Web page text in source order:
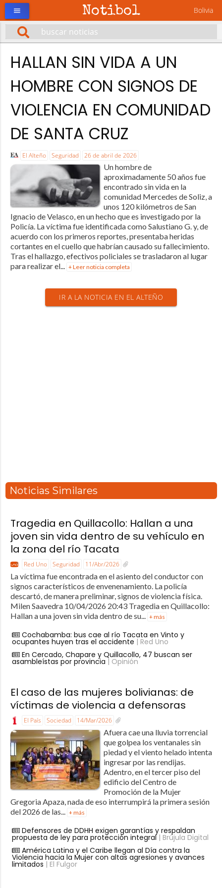
Notibol Bolivia
menu
HALLAN SIN VIDA A UN
HOMBRE CON SIGNOS DE
VIOLENCIA EN COMUNIDAD
DE SANTA CRUZ
El Alteño Seguridad 26 de abril de 2026
Un hombre de
aproximadamente 50 años fue
encontrado sin vida en la
comunidad Mercedes de Soliz, a
unos 120 kilómetros de San
Ignacio de Velasco, en un hecho que es investigado por la
Policía. La víctima fue identificada como Salustiano G. y, de
acuerdo con los primeros reportes, presentaba heridas
cortantes en el cuello que habrían causado su fallecimiento.
Tras el hallazgo, efectivos policiales se trasladaron al lugar
para realizar el... + Leer noticia completa
IR A LA NOTICIA EN EL ALTEÑO
Noticias Similares
Tragedia en Quillacollo: Hallan a una
joven sin vida dentro de su vehículo en
la zona del río Tacata
Red Uno Seguridad 11/Abr/2026
La víctima fue encontrada en el asiento del conductor con
signos característicos de envenenamiento. La policía
descartó, de manera preliminar, signos de violencia física.
Milen Saavedra 10/04/2026 20:43 Tragedia en Quillacollo:
Hallan a una joven sin vida dentro de su... + más
Cochabamba: bus cae al río Tacata en Vinto y
ocupantes huyen tras el accidente | Red Uno
En Cercado, Chapare y Quillacollo, 47 buscan ser
asambleístas por provincia | Opinión
El caso de las mujeres bolivianas: de
víctimas de violencia a defensoras
El País Sociedad 14/Mar/2026
Afuera cae una lluvia torrencial
que golpea los ventanales sin
piedad y el viento helado intenta
ingresar por las rendijas.
Adentro, en el tercer piso del
edificio del Centro de
Promoción de la Mujer
Gregoria Apaza, nada de eso interrumpirá la primera sesión
del 2026 de las...
+ más
Defensores de DDHH exigen garantías y respaldan
propuesta de ley para protección integral| Brújula Digital
América Latina y el Caribe llegan al Día contra la
Violencia hacia la Mujer con altas agresiones y avances
limitados | El Fulgor